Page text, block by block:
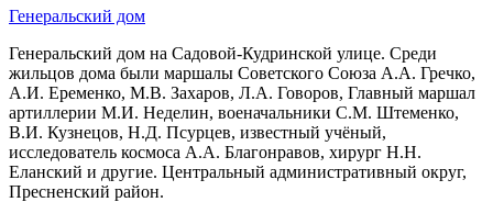
Генеральский дом
Генеральский дом на Садовой-Кудринской улице. Среди
жильцов дома были маршалы Советского Союза А.А. Гречко,
А.И. Еременко, М.В. Захаров, Л.А. Говоров, Главный маршал
артиллерии М.И. Неделин, военачальники С.М. Штеменко,
В.И. Кузнецов, Н.Д. Псурцев, известный учёный,
исследователь космоса А.А. Благонравов, хирург Н.Н.
Еланский и другие. Центральный административный округ,
Пресненский район.